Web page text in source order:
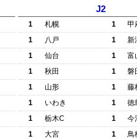
J2
1 札幌 1
甲
1
八戸 1
新
1
仙台 1
富
1
秋田 1
磐
1
山形 1
藤
1
いわき 1
徳
1
栃木C 1
今
1
大宮 1
鳥